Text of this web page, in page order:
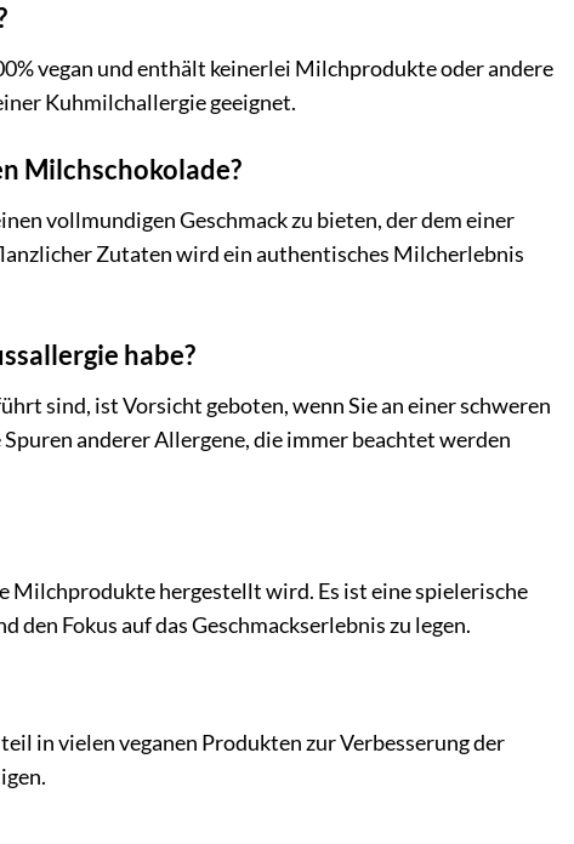
vegan und enthält keinerlei Milchprodukte oder andere
Kuhmilchallergie geeignet.
Milchschokolade?
vollmundigen Geschmack zu bieten, der dem einer
Zutaten wird ein authentisches Milcherlebnis
habe?
sind, ist Vorsicht geboten, wenn Sie an einer schweren
anderer Allergene, die immer beachtet werden
Milchprodukte hergestellt wird. Es ist eine spielerische
Fokus auf das Geschmackserlebnis zu legen.
in vielen veganen Produkten zur Verbesserung der